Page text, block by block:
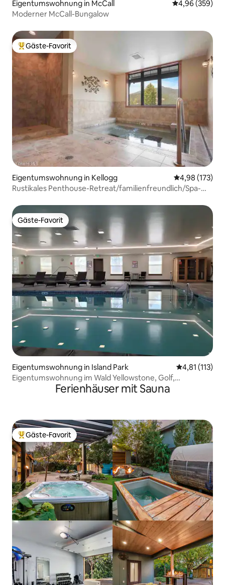
Eigentumswohnung in McCall
4,96 (359)
Moderner McCall-Bungalow
Beliebter Gäste-Favorit.
Gäste-Favorit
Eigentumswohnung in Kellogg
4,98 (173)
Rustikales Penthouse-Retreat/familienfreundlich/Spa-
Gäste-Favorit
Gäste-Favorit
Eigentumswohnung in Island Park
4,81 (113)
Eigentumswohnung im Wald Yellowstone, Golf,
EntspannungFerienhäuser mit Sauna
Beliebter Gäste-Favorit.
Gäste-Favorit